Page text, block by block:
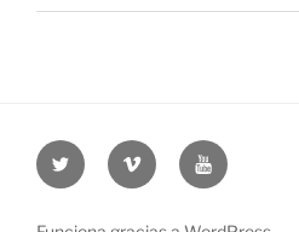
Twitter
UOC
Vimeo
UOC
Youtube
UOC